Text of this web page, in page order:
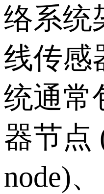
络系统
线传感
统通常
器节点
node)